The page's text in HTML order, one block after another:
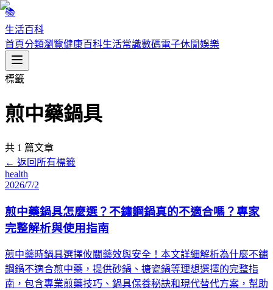
📚
生活百科
首頁分類瀏覽健康百科生活常識數碼電子休閒娛樂
標籤
煎中藥鍋具
共 1 篇文章
← 返回所有標籤
health
2026/7/2
煎中藥鍋具怎麼選？不鏽鋼鍋真的不適合嗎？專家
完整解析與使用指南
煎中藥時鍋具選擇攸關藥效與安全！本文詳細解析為什麼不鏽
鋼鍋不適合煎中藥，提供砂鍋、搪瓷鍋等理想選擇的完整指
南，包含專業煎藥技巧、鍋具保養秘訣和現代替代方案，幫助